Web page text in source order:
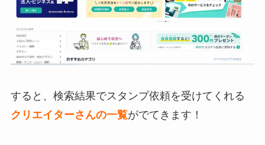
すると、検索結果でスタンプ依頼を受けてくれる
クリエイターさんの一覧がでてきます！